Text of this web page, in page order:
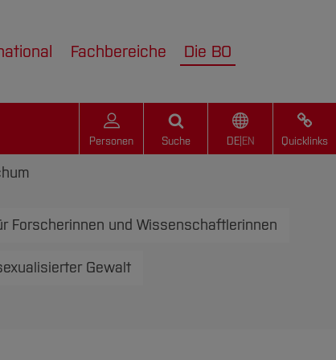
Fachbereiche Die BO
Personen Suche DE| EN Quicklinks
Forscherinnen und Wissenschaftlerinnen
Gewalt